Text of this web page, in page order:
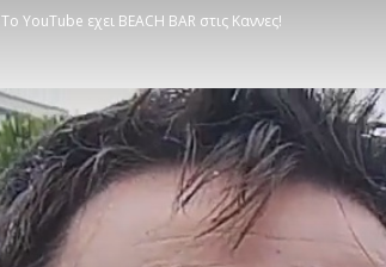
Το YouTube εχει BEACH BAR στις Καννες!